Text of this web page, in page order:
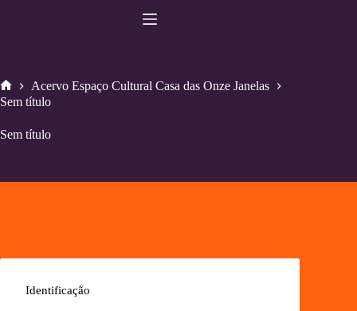
Home
Acervo Espaço Cultural Casa das Onze Janelas
Sem título
Sem título
Identificação